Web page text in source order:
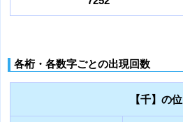
各桁・各数字ごとの出現回数
【千】の位